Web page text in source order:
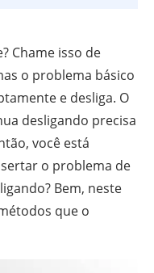
Chame isso de
o problema básico
e desliga. O
desligando precisa
você está
o problema de
Bem, neste
que o